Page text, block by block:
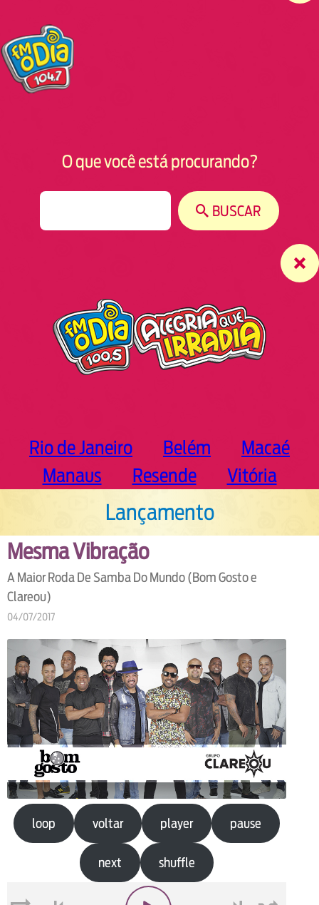
O que você está procurando?
BUSCAR
Rio de Janeiro Belém
Macaé
Manaus
Resende Vitória
Lançamento
Mesma Vibração
A Maior Roda De Samba Do Mundo (Bom Gosto e
Clareou)
04/07/2017
loop voltar player pause
next shuffle